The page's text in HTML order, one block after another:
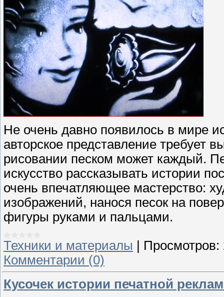
Не очень давно появилось в мире
авторское представление требует
рисовании песком может каждый.
искусство рассказывать истории
очень впечатляющее мастерство:
изображений, нанося песок на
фигуры руками и пальцами.
Техники и материалы Просмотров:
Комментарии (0)
Кусочек истории печатной